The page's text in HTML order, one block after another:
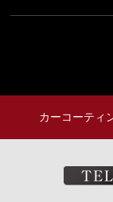
カーコーティ